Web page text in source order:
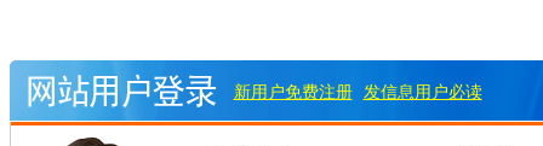
新用户免费注册 发信息用户必读